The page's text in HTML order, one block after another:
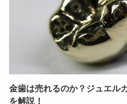
金歯は売れるのか？ジュエル
を解説！